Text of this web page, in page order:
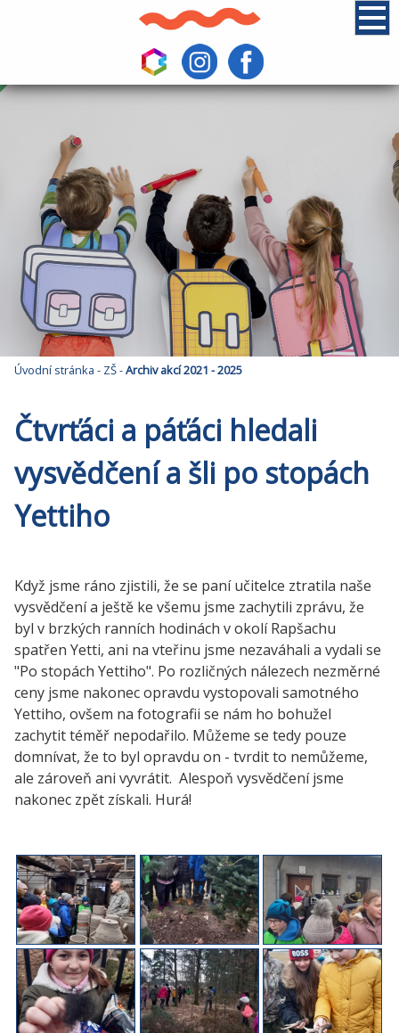
Úvodní stránka - ZŠ-Archiv akcí 2021 - 2025
Čtvrťáci a páťáci hledali
vysvědčení a šli po stopách
Yettiho
Když jsme ráno zjistili, že se paní učitelce ztratila naše
vysvědčení a ještě ke všemu jsme zachytili zprávu, že
byl v brzkých ranních hodinách v okolí Rapšachu
spatřen Yetti, ani na vteřinu jsme nezaváhali a vydali se
"Po stopách Yettiho". Po rozličných nálezech nezměrné
ceny jsme nakonec opravdu vystopovali samotného
Yettiho, ovšem na fotografii se nám ho bohužel
zachytit téměř nepodařilo. Můžeme se tedy pouze
domnívat, že to byl opravdu on - tvrdit to nemůžeme,
ale zároveň ani vyvrátit. Alespoň vysvědčení jsme
nakonec zpět získali. Hurá!